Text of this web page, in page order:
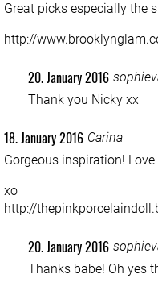
Great picks especially the
http://
20. January 2016
Thank you Nicky xx
Carina
18. January 2016
Gorgeous inspiration!
xo
http://
20. January 2016
Thanks babe! Oh yes